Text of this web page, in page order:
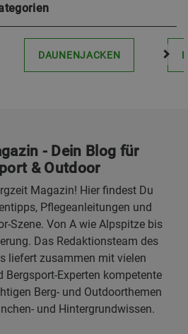
DAUNENJACKEN
- Dein Blog für
& Outdoor
Magazin! Hier findest Du
Pflegeanleitungen und
Szene. Von A wie Alpspitze bis
Das Redaktionsteam des
liefert zusammen mit vielen
Bergsport-Experten kompetente
Berg- und Outdoorthemen
und Hintergrundwissen.